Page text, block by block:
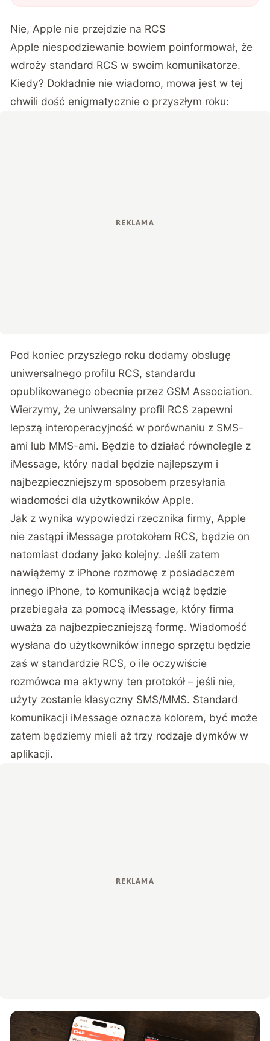
Nie, Apple nie przejdzie na RCS
Apple niespodziewanie bowiem poinformował, że
wdroży standard RCS w swoim komunikatorze.
Kiedy? Dokładnie nie wiadomo, mowa jest w tej
chwili dość enigmatycznie o przyszłym roku:
Pod koniec przyszłego roku dodamy obsługę
uniwersalnego profilu RCS, standardu
opublikowanego obecnie przez GSM Association.
Wierzymy, że uniwersalny profil RCS zapewni
lepszą interoperacyjność w porównaniu z SMS-
ami lub MMS-ami. Będzie to działać równolegle z
iMessage, który nadal będzie najlepszym i
najbezpieczniejszym sposobem przesyłania
wiadomości dla użytkowników Apple.
Jak z wynika wypowiedzi rzecznika firmy, Apple
nie zastąpi iMessage protokołem RCS, będzie on
natomiast dodany jako kolejny. Jeśli zatem
nawiążemy z iPhone rozmowę z posiadaczem
innego iPhone, to komunikacja wciąż będzie
przebiegała za pomocą iMessage, który firma
uważa za najbezpieczniejszą formę. Wiadomość
wysłana do użytkowników innego sprzętu będzie
zaś w standardzie RCS, o ile oczywiście
rozmówca ma aktywny ten protokół – jeśli nie,
użyty zostanie klasyczny SMS/MMS. Standard
komunikacji iMessage oznacza kolorem, być może
zatem będziemy mieli aż trzy rodzaje dymków w
aplikacji.